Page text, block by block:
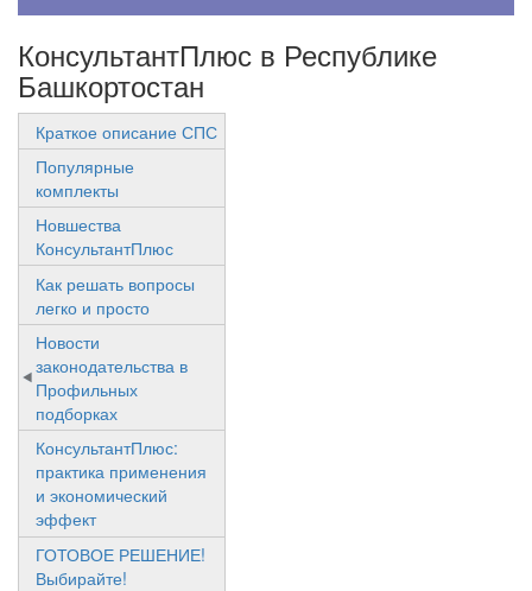
КонсультантПлюс в Республике
Башкортостан
Краткое описание СПС
Популярные
комплекты
Новшества
КонсультантПлюс
Как решать вопросы
легко и просто
Новости
законодательства в
Профильных
подборках
КонсультантПлюс:
практика применения
и экономический
эффект
ГОТОВОЕ РЕШЕНИЕ!
Выбирайте!